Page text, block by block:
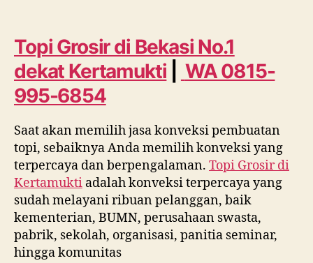
No.
1
dekat
995
6854
Topi Grosir di Bekasi No.1
dekat Kertamukti
WA 0815-
995-6854
Saat akan memilih jasa konveksi pembuatan
topi, sebaiknya Anda memilih konveksi yang
terpercaya dan berpengalaman. Topi Grosir di
Kertamukti adalah konveksi terpercaya yang
sudah melayani ribuan pelanggan, baik
kementerian, BUMN, perusahaan swasta,
pabrik, sekolah, organisasi, panitia seminar,
hingga komunitas